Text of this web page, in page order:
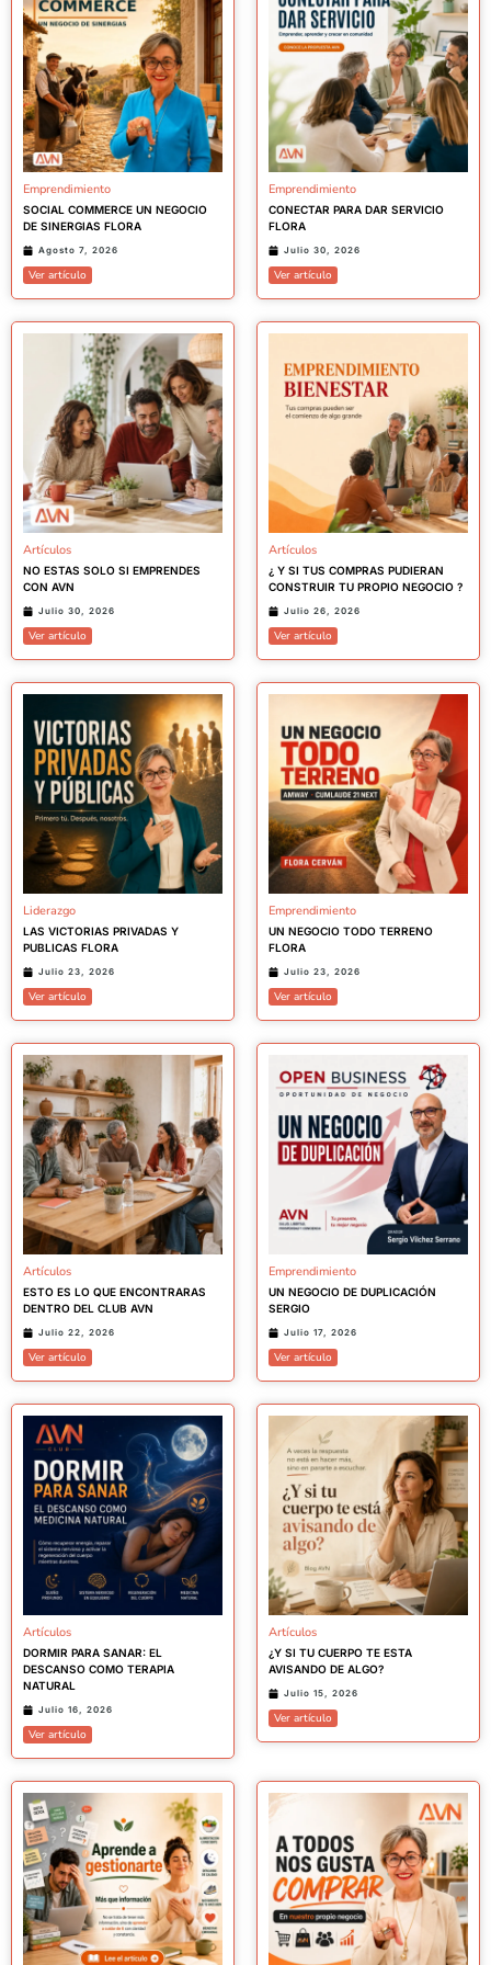
Emprendimiento
SOCIAL COMMERCE UN NEGOCIO
DE SINERGIAS FLORA
Agosto 7, 2026
Ver artículo
Emprendimiento
CONECTAR PARA DAR SERVICIO
FLORA
Julio 30, 2026
Ver artículo
Artículos
NO ESTAS SOLO SI EMPRENDES
CON AVN
Julio 30, 2026
Ver artículo
Artículos
¿ Y SI TUS COMPRAS PUDIERAN
CONSTRUIR TU PROPIO NEGOCIO ?
Julio 26, 2026
Ver artículo
Liderazgo
LAS VICTORIAS PRIVADAS Y
PUBLICAS FLORA
Julio 23, 2026
Ver artículo
Emprendimiento
UN NEGOCIO TODO TERRENO
FLORA
Julio 23, 2026
Ver artículo
Artículos
ESTO ES LO QUE ENCONTRARAS
DENTRO DEL CLUB AVN
Julio 22, 2026
Ver artículo
Emprendimiento
UN NEGOCIO DE DUPLICACIÓN
SERGIO
Julio 17, 2026
Ver artículo
Artículos
DORMIR PARA SANAR: EL
DESCANSO COMO TERAPIA
NATURAL
Julio 16, 2026
Ver artículo
Artículos
¿Y SI TU CUERPO TE ESTA
AVISANDO DE ALGO?
Julio 15, 2026
Ver artículo